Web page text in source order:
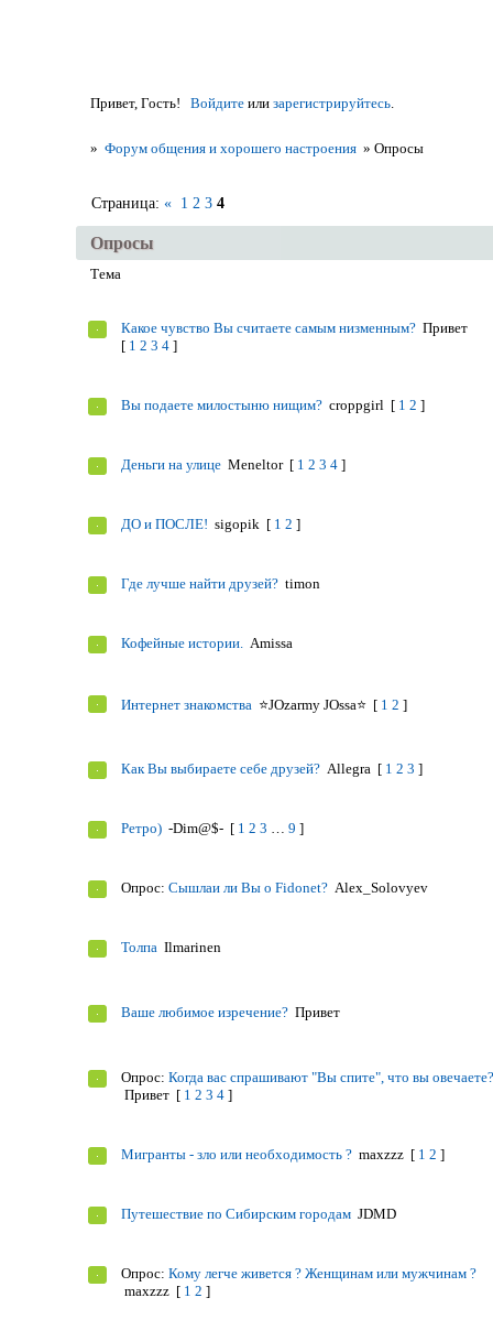
Привет, Гость! Войдите илизарегистрируйтесь.
» Форум общения и хорошего настроения » Опросы
Опросы
Страница: « 1 2 3 4
Тема
Какое чувство Вы считаете самым низменным? Привет
[ 1 2 3 4 ]
Вы подаете милостыню нищим? croppgirl [ 1 2 ]
Деньги на улице Meneltоr [ 1 2 3 4 ]
ДО и ПОСЛЕ! sigopik [ 1 2 ]
Где лучше найти друзей? timon
Кофейные истории. Amissa
Интернет знакомства ⭐JOzarmy JOssa⭐ [ 1 2 ]
Как Вы выбираете себе друзей? Allegra [ 1 2 3 ]
Ретро) -Dim@$- [ 1 2 3 … 9 ]
Опрос: Сышлаи ли Вы о Fidonet? Alex_Solovyev
Толпа Ilmarinen
Ваше любимое изречение? Привет
Опрос: Когда вас спрашивают "Вы спите", что вы
Привет [ 1 2 3 4 ]
Мигранты - зло или необходимость ? maxzzz [ 1 2 ]
Путешествие по Сибирским городам JDMD
Опрос: Кому легче живется ? Женщинам или мужчинам ?
maxzzz [ 1 2 ]